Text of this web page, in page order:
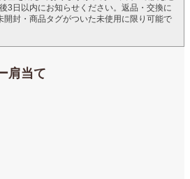
3日以内にお知らせください。返品・交換に
封・商品タグがついた未使用に限り可能で
肩当て